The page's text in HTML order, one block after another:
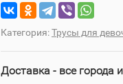
Категория:Трусы для
Доставка - все города